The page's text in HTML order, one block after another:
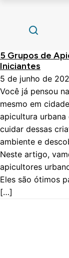
5 Grupos de
Iniciantes
5 de junho de
Você já pensou
mesmo em
apicultura
cuidar dessas
ambiente e
Neste artigo,
apicultores
Eles são ótimos
[…]